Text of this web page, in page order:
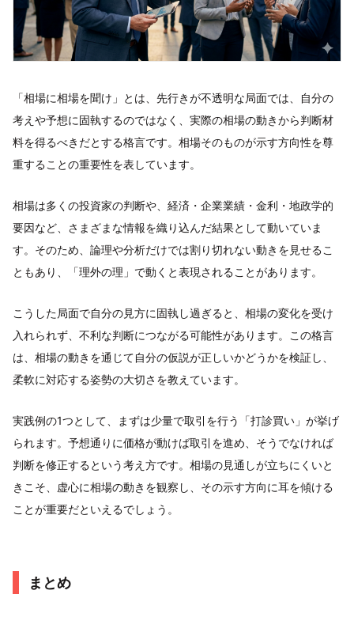
「相場に相場を聞け」とは、先行きが不透明な局面では、自分の
考えや予想に固執するのではなく、実際の相場の動きから判断材
料を得るべきだとする格言です。相場そのものが示す方向性を尊
重することの重要性を表しています。
相場は多くの投資家の判断や、経済・企業業績・金利・地政学的
要因など、さまざまな情報を織り込んだ結果として動いていま
す。そのため、論理や分析だけでは割り切れない動きを見せるこ
ともあり、「理外の理」で動くと表現されることがあります。
こうした局面で自分の見方に固執し過ぎると、相場の変化を受け
入れられず、不利な判断につながる可能性があります。この格言
は、相場の動きを通じて自分の仮説が正しいかどうかを検証し、
柔軟に対応する姿勢の大切さを教えています。
実践例の1つとして、まずは少量で取引を行う「打診買い」が挙げ
られます。予想通りに価格が動けば取引を進め、そうでなければ
判断を修正するという考え方です。相場の見通しが立ちにくいと
きこそ、虚心に相場の動きを観察し、その示す方向に耳を傾ける
ことが重要だといえるでしょう。
まとめ